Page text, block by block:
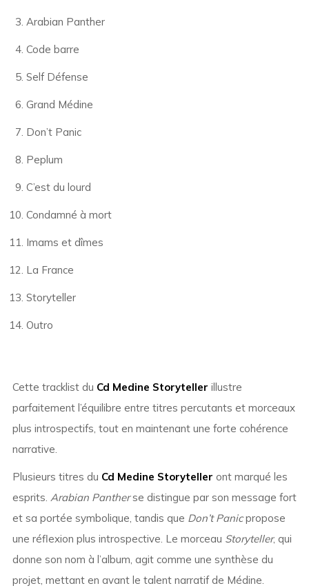
Arabian Panther
Code barre
Self Défense
Grand Médine
Don’t Panic
Peplum
C’est du lourd
Condamné à mort
Imams et dîmes
La France
Storyteller
Outro
Cette tracklist du Cd Medine Storyteller illustre
parfaitement l’équilibre entre titres percutants et morceaux
plus introspectifs, tout en maintenant une forte cohérence
narrative.
Plusieurs titres du Cd Medine Storyteller ont marqué les
esprits. Arabian Pantherse distingue par son message fort
et sa portée symbolique, tandis que Don’t Panicpropose
une réflexion plus introspective. Le morceau Storyteller, qui
donne son nom à l’album, agit comme une synthèse du
projet, mettant en avant le talent narratif de Médine.